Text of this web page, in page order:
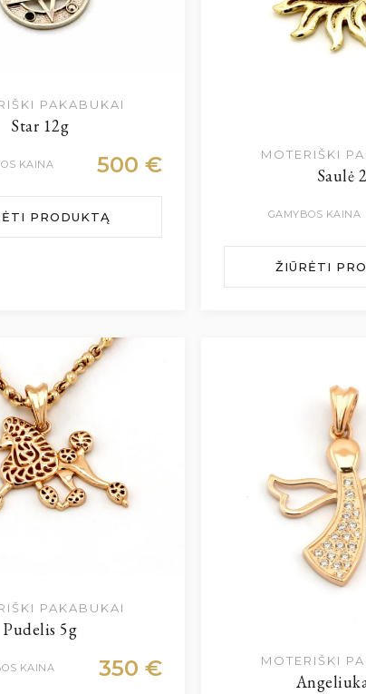
PAKABUKAI
Star 12g
KAINA 500 €
PRODUKTĄ
MOTERIŠKI
Saulė
GAMYBOS KAINA
ŽIŪRĖTI
PAKABUKAI
Pudelis 5g
KAINA 350 € MOTERIŠKI